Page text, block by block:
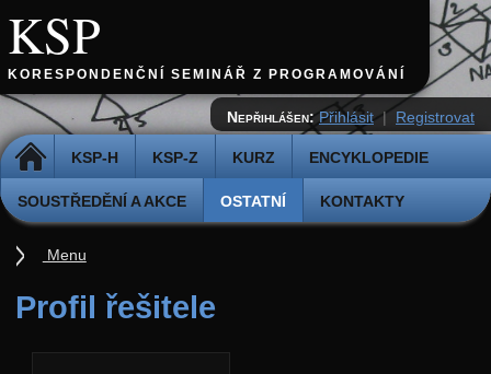
KSP
KORESPONDENČNÍ SEMINÁŘ Z PROGRAMOVÁNÍ
DOMŮ KSP-H KSP-Z KURZ ENCYKLOPEDIE
SOUSTŘEDĚNÍ A AKCE OSTATNÍ KONTAKTY
Nepřihlášen: Přihlásit | Registrovat
Profil řešitele
Menu